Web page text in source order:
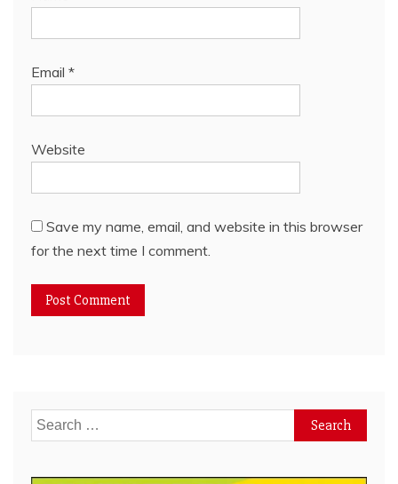
Email *
Website
Save my name, email, and website in this browser
for the next time I comment.
Search
for: